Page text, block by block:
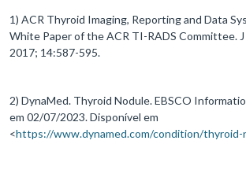
1) ACR Thyroid Imaging, Reporting and Data
White Paper of the ACR TI-RADS Committee. J
2017; 14:587-595.
2) DynaMed. Thyroid Nodule. EBSCO
em 02/07/2023. Disponível em
<https://www.dynamed.com/condition/thyroid-